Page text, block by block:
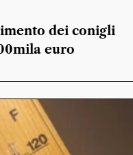
dei conigli
euro